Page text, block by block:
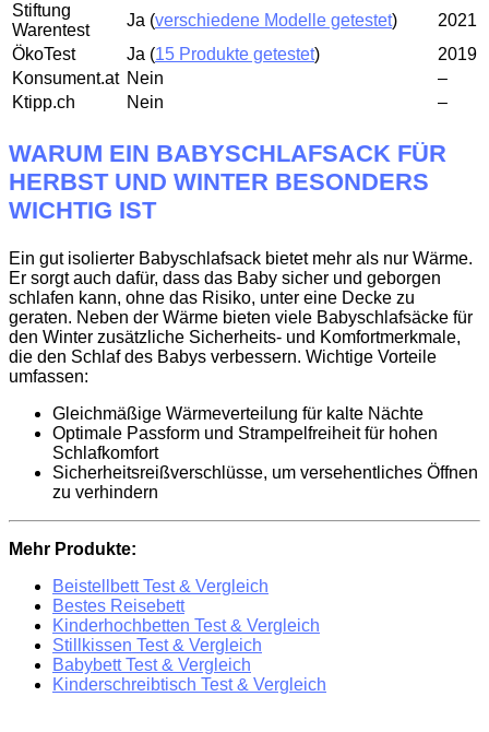
Stiftung
Warentest
Ja (verschiedene Modelle getestet)
2021
ÖkoTest
Ja (15 Produkte getestet)
2019
Konsument.at Nein
–
Ktipp.ch
Nein –
WARUM EIN BABYSCHLAFSACK FÜR
HERBST UND WINTER BESONDERS
WICHTIG IST
Ein gut isolierter Babyschlafsack bietet mehr als nur Wärme.
Er sorgt auch dafür, dass das Baby sicher und geborgen
schlafen kann, ohne das Risiko, unter eine Decke zu
geraten. Neben der Wärme bieten viele Babyschlafsäcke für
den Winter zusätzliche Sicherheits- und Komfortmerkmale,
die den Schlaf des Babys verbessern. Wichtige Vorteile
umfassen:
Gleichmäßige Wärmeverteilung für kalte Nächte
Optimale Passform und Strampelfreiheit für hohen
Schlafkomfort
Sicherheitsreißverschlüsse, um versehentliches Öffnen
zu verhindern
Mehr Produkte:
Beistellbett Test & Vergleich
Bestes Reisebett
Kinderhochbetten Test & Vergleich
Stillkissen Test & Vergleich
Babybett Test & Vergleich
Kinderschreibtisch Test & Vergleich